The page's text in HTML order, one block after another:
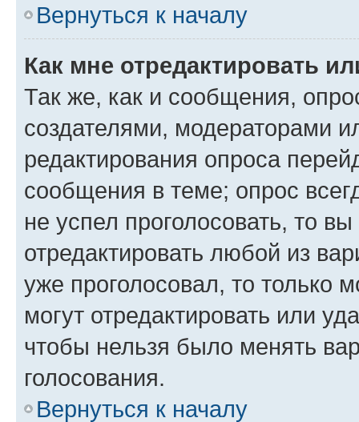
Вернуться к началу
Как мне отредактировать
Так же, как и сообщения,
создателями, модераторами
редактирования опроса
сообщения в теме; опрос
не успел проголосовать, то
отредактировать любой из
уже проголосовал, то только
могут отредактировать или
чтобы нельзя было менять
голосования.
Вернуться к началу